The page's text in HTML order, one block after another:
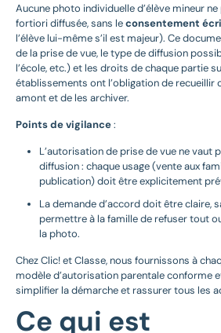
Aucune photo individuelle d’élève mineur
fortiori diffusée, sans leconsentement
l’élève lui-même s’il est majeur). Ce
de la prise de vue, le type de diffusion
l’école, etc.) et les droits de chaque partie
établissements ont l’obligation de recueillir
amont et de les archiver.
Points de vigilance:
L’autorisation de prise de vue ne vaut
diffusion : chaque usage (vente aux
publication) doit être explicitement
La demande d’accord doit être claire,
permettre à la famille de refuser tout
la photo.
Chez Clic! et Classe, nous fournissons à
modèle d’autorisation parentale conforme
simplifier la démarche et rassurer tous les
Ce qui est